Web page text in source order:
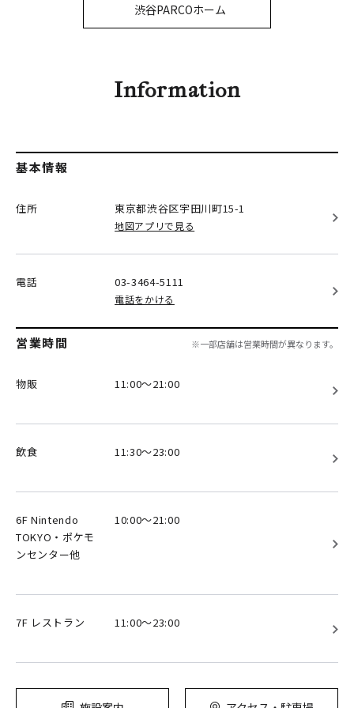
渋谷PARCOホーム
Information
基本情報
住所 東京都渋谷区宇田川町15-1
地図アプリで見る
電話 03-3464-5111
電話をかける
営業時間 ※一部店舗は営業時間が異なります。
物販 11:00～21:00
飲食 11:30～23:00
6F Nintendo
TOKYO・ポケモ
ンセンター他
10:00～21:00
7F レストラン 11:00～23:00